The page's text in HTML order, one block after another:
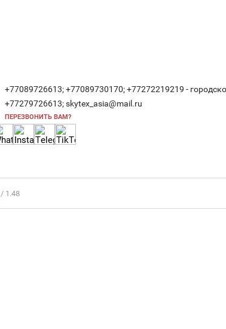
+77089726613;+77089730170;+77272219219 -
+77279726613;skytex_asia@mail.ru
ПЕРЕЗВОНИТЬ ВАМ?
/ 1.48